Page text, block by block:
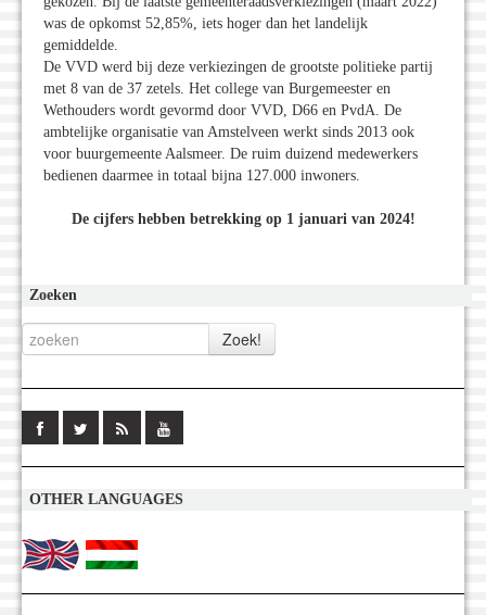
was de opkomst 52,85%, iets hoger dan het landelijk
gemiddelde.
De VVD werd bij deze verkiezingen de grootste politieke partij
met 8 van de 37 zetels. Het college van Burgemeester en
Wethouders wordt gevormd door VVD, D66 en PvdA. De
ambtelijke organisatie van Amstelveen werkt sinds 2013 ook
voor buurgemeente Aalsmeer. De ruim duizend medewerkers
bedienen daarmee in totaal bijna 127.000 inwoners.
De cijfers hebben betrekking op 1 januari van 2024!
Zoeken
OTHER LANGUAGES